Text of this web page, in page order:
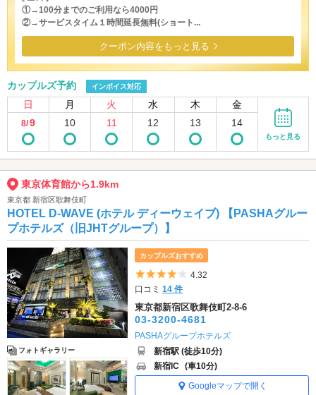
①→100分までのご利用なら4000円
②→サービスタイム１時間延長無料(ショート...
クーポン内容をもっと見る
カップルズ予約 インボイス対応
日 月 火 水 木 金
8/9 10 11 12 13 14
もっと見る
東京体育館から1.9km
東京都 新宿区歌舞伎町
HOTEL D-WAVE (ホテル ディーウェイブ) 【PASHAグルー
プホテルズ（旧JHTグループ）】
フォトギャラリー
カップルズおすすめ
5つ星のうち4
4.32
口コミ14 件
東京都新宿区歌舞伎町2-8-6
03-3200-4681
PASHAグループホテルズ
新宿駅 (徒歩10分)
新宿IC (車10分)
Googleマップで開く